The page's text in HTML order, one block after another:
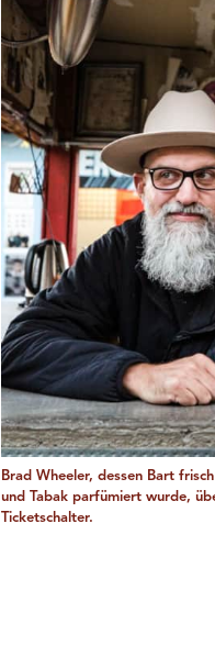
Brad Wheeler, dessen Bart
und Tabak parfümiert wurde,
Ticketschalter.